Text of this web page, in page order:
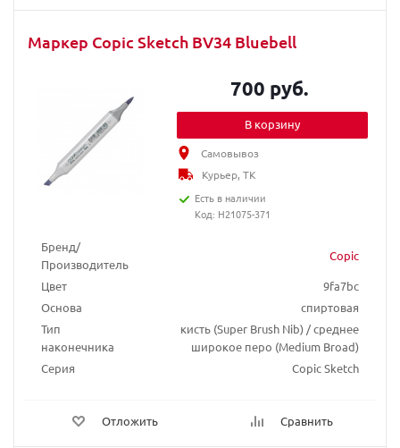
Маркер Copic Sketch BV34 Bluebell
Бренд/
Производитель
Copic
Цвет
9fa7bc
Основа
спиртовая
Тип
наконечника
кисть (Super Brush Nib) / среднее
широкое перо (Medium Broad)
Серия
Copic Sketch
Отложить Сравнить
700 руб.
В корзину
Самовывоз
Курьер, ТК
Есть в наличии
Код: H21075-371